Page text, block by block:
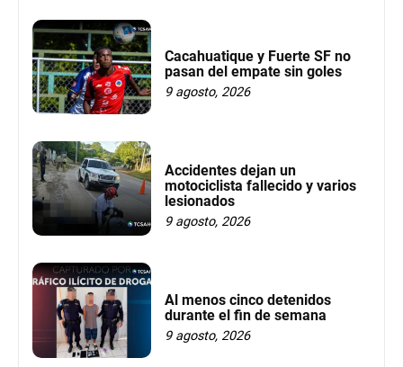
Cacahuatique y Fuerte SF no
pasan del empate sin goles
9 agosto, 2026
Accidentes dejan un
motociclista fallecido y varios
lesionados
9 agosto, 2026
Al menos cinco detenidos
durante el fin de semana
9 agosto, 2026